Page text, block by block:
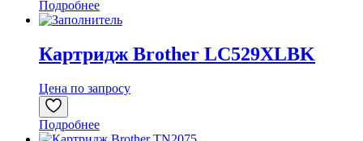
Подробнее
Картридж Brother LC529XLBK
Цена по запросу
Подробнее